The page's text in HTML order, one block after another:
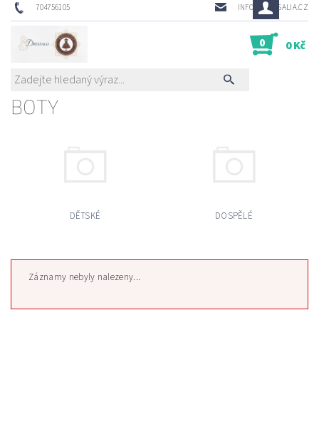
704756105 INFO@DRESSALIA.CZ
0 0 Kč
BOTY
DĚTSKÉ DOSPĚLÉ
Záznamy nebyly nalezeny...